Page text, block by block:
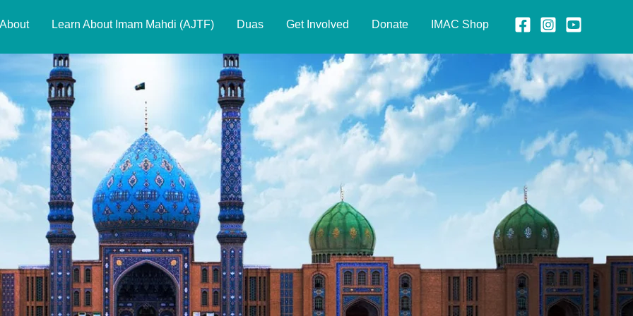
About Learn About Imam Mahdi (AJTF) Duas Get Involved Donate IMAC Shop